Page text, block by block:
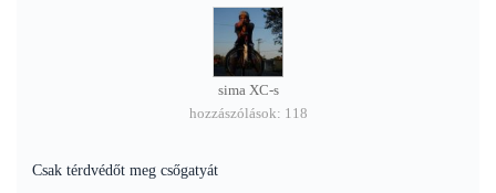
sima XC-s
hozzászólások: 118
Csak térdvédőt meg csőgatyát